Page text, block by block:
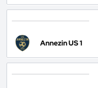
Annezin US 1